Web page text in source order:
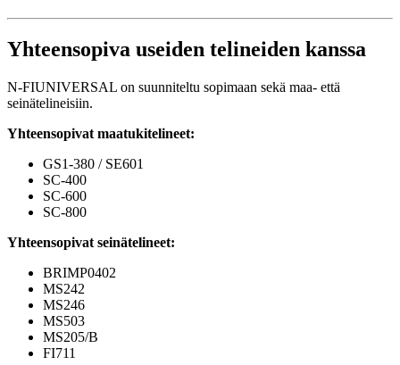
Yhteensopiva useiden telineiden kanssa
N-FIUNIVERSAL on suunniteltu sopimaan sekä maa- että
seinätelineisiin.
Yhteensopivat maatukitelineet:
GS1-380 / SE601
SC-400
SC-600
SC-800
Yhteensopivat seinätelineet:
BRIMP0402
MS242
MS246
MS503
MS205/B
FI711